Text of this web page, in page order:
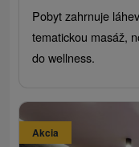
Pobyt zahrnuje
tematickou masáž,
do wellness.
Akcia